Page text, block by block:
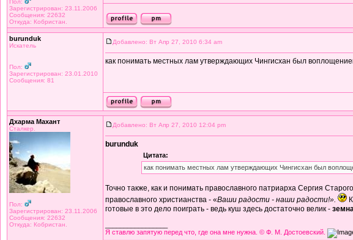
Пол:
Зарегистрирован: 23.11.2006
Сообщения: 22632
Откуда: Кобристан.
burunduk
Искатель
Пол:
Зарегистрирован: 23.01.2010
Сообщения: 81
Добавлено: Вт Апр 27, 2010 6:34 am
как понимать местных лам утверждающих Чингисхан был
Дхарма Махант
Сталкер.
Пол:
Зарегистрирован: 23.11.2006
Сообщения: 22632
Откуда: Кобристан.
Добавлено: Вт Апр 27, 2010 12:04 pm
burunduk
Цитата:
как понимать местных лам утверждающих Чингисхан был
Точно также, как и понимать православного патриарха Сергия
православного христианства - «Ваши радости - наши радости!».
готовые в это дело поиграть - ведь куш здесь достаточно велик -
Я ставлю запятую перед что, где она мне нужна. © Ф. М. Достоевский.